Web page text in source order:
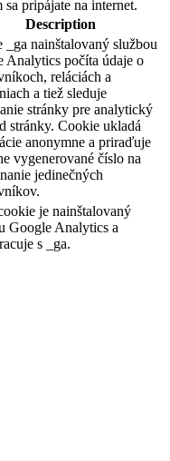
pripájate na internet.
Description
_ga nainštalovaný službou
Analytics počíta údaje o
reláciách a
a tiež sleduje
stránky pre analytický
stránky. Cookie ukladá
anonymne a priraďuje
vygenerované číslo na
jedinečných
je nainštalovaný
Google Analytics a
s _ga.